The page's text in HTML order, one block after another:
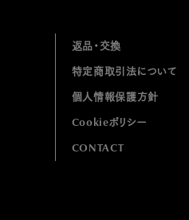
返品・交換
特定商取引法について
個人情報保護方針
Cookieポリシー
CONTACT